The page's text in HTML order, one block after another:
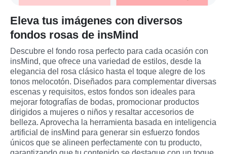
Eleva tus imágenes con diversos
fondos rosas de insMind
Descubre el fondo rosa perfecto para cada ocasión con
insMind, que ofrece una variedad de estilos, desde la
elegancia del rosa clásico hasta el toque alegre de los
tonos melocotón. Diseñados para complementar diversas
escenas y requisitos, estos fondos son ideales para
mejorar fotografías de bodas, promocionar productos
dirigidos a mujeres o niños y resaltar accesorios de
belleza. Aprovecha la herramienta basada en inteligencia
artificial de insMind para generar sin esfuerzo fondos
únicos que se alineen perfectamente con tu producto,